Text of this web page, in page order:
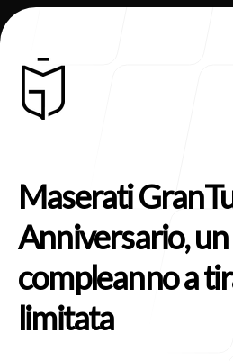
Chi Siamo
Clienti
Maserati
Anniversario,
compleanno a
limitata